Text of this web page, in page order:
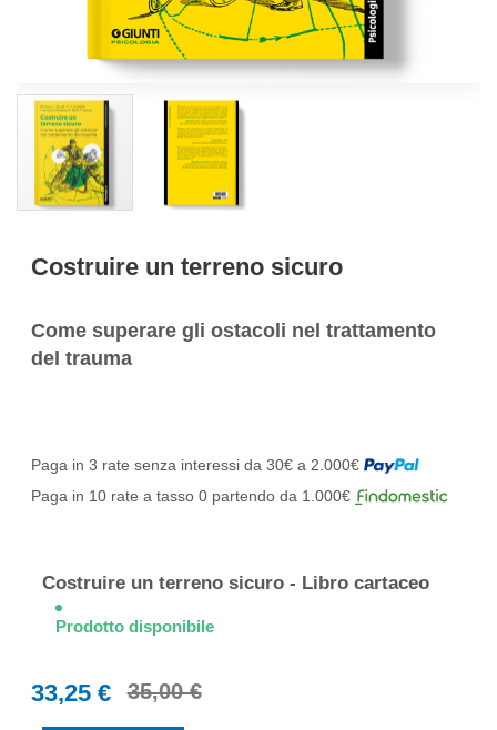
Costruire un terreno sicuro
Come superare gli ostacoli nel trattamento
del trauma
Paga in 3 rate senza interessi da 30€ a 2.000€
Paga in 10 rate a tasso 0 partendo da 1.000€
raggruppati
Costruire un terreno sicuro - Libro cartaceo
Prodotto disponibile
33,25 € 35,00 €